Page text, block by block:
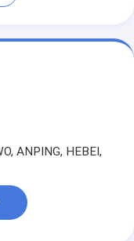
ANPING, HEBEI,